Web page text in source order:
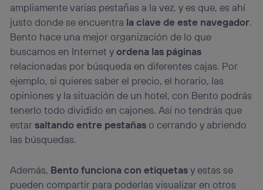
ampliamente varias pestañas a la vez, y es que, es ahí
justo donde se encuentra la clave de este navegador.
Bento hace una mejor organización de lo que
buscamos en Internet yordena las páginas
relacionadas por búsqueda en diferentes cajas. Por
ejemplo, si quieres saber el precio, el horario, las
opiniones y la situación de un hotel, con Bento podrás
tenerlo todo dividido en cajones. Así no tendrás que
estarsaltando entre pestañaso cerrando y abriendo
las búsquedas.
Además, Bento funciona con etiquetasy estas se
pueden compartir para poderlas visualizar en otros